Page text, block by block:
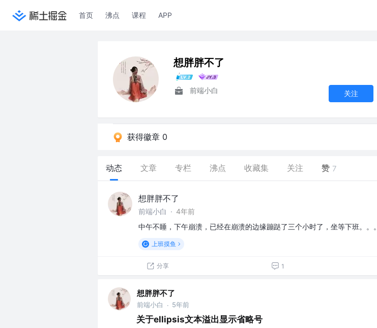
首页 沸点 课程 APP
想胖胖不了
前端小白 关注
获得徽章 0
动态 文章 专栏 沸点 收藏集 关注 赞 7
想胖胖不了
前端小白 · 4年前
中午不睡，下午崩溃，已经在崩溃的边缘蹦跶了三个小时了，坐等下班。。。
上班摸鱼
分享 1
想胖胖不了
前端小白 · 5年前
关于ellipsis文本溢出显示省略号